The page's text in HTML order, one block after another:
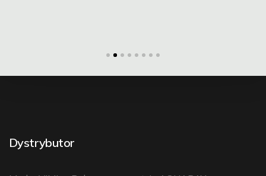
Dystrybutor